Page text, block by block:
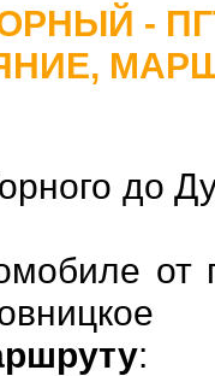
-
до
от
: